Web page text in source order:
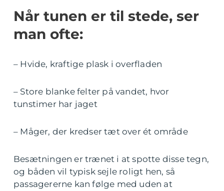
Når tunen er til stede, ser
man ofte:
– Hvide, kraftige plask i overfladen
– Store blanke felter på vandet, hvor
tunstimer har jaget
– Måger, der kredser tæt over ét område
Besætningen er trænet i at spotte disse tegn,
og båden vil typisk sejle roligt hen, så
passagererne kan følge med uden at